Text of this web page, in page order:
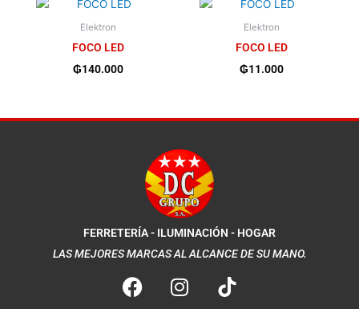
Elektron
FOCO LED
₲140.000
Elektron
FOCO LED
₲11.000
FERRETERÍA - ILUMINACIÓN - HOGAR
LAS MEJORES MARCAS AL ALCANCE DE SU MANO.
F
a
I
n